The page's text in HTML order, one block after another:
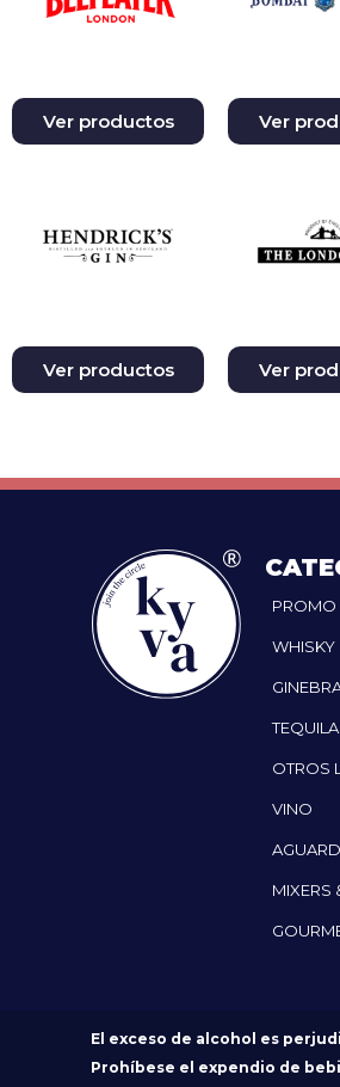
Ver productos Ver
Ver productos Ver
PROMO
WHISKY
OTROS
VINO
MIXERS
El exceso de alcohol es
Prohíbese el expendio de